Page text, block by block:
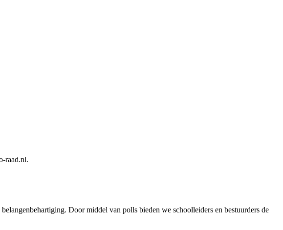
raad.nl.
Door middel van polls bieden we schoolleiders en bestuurders de